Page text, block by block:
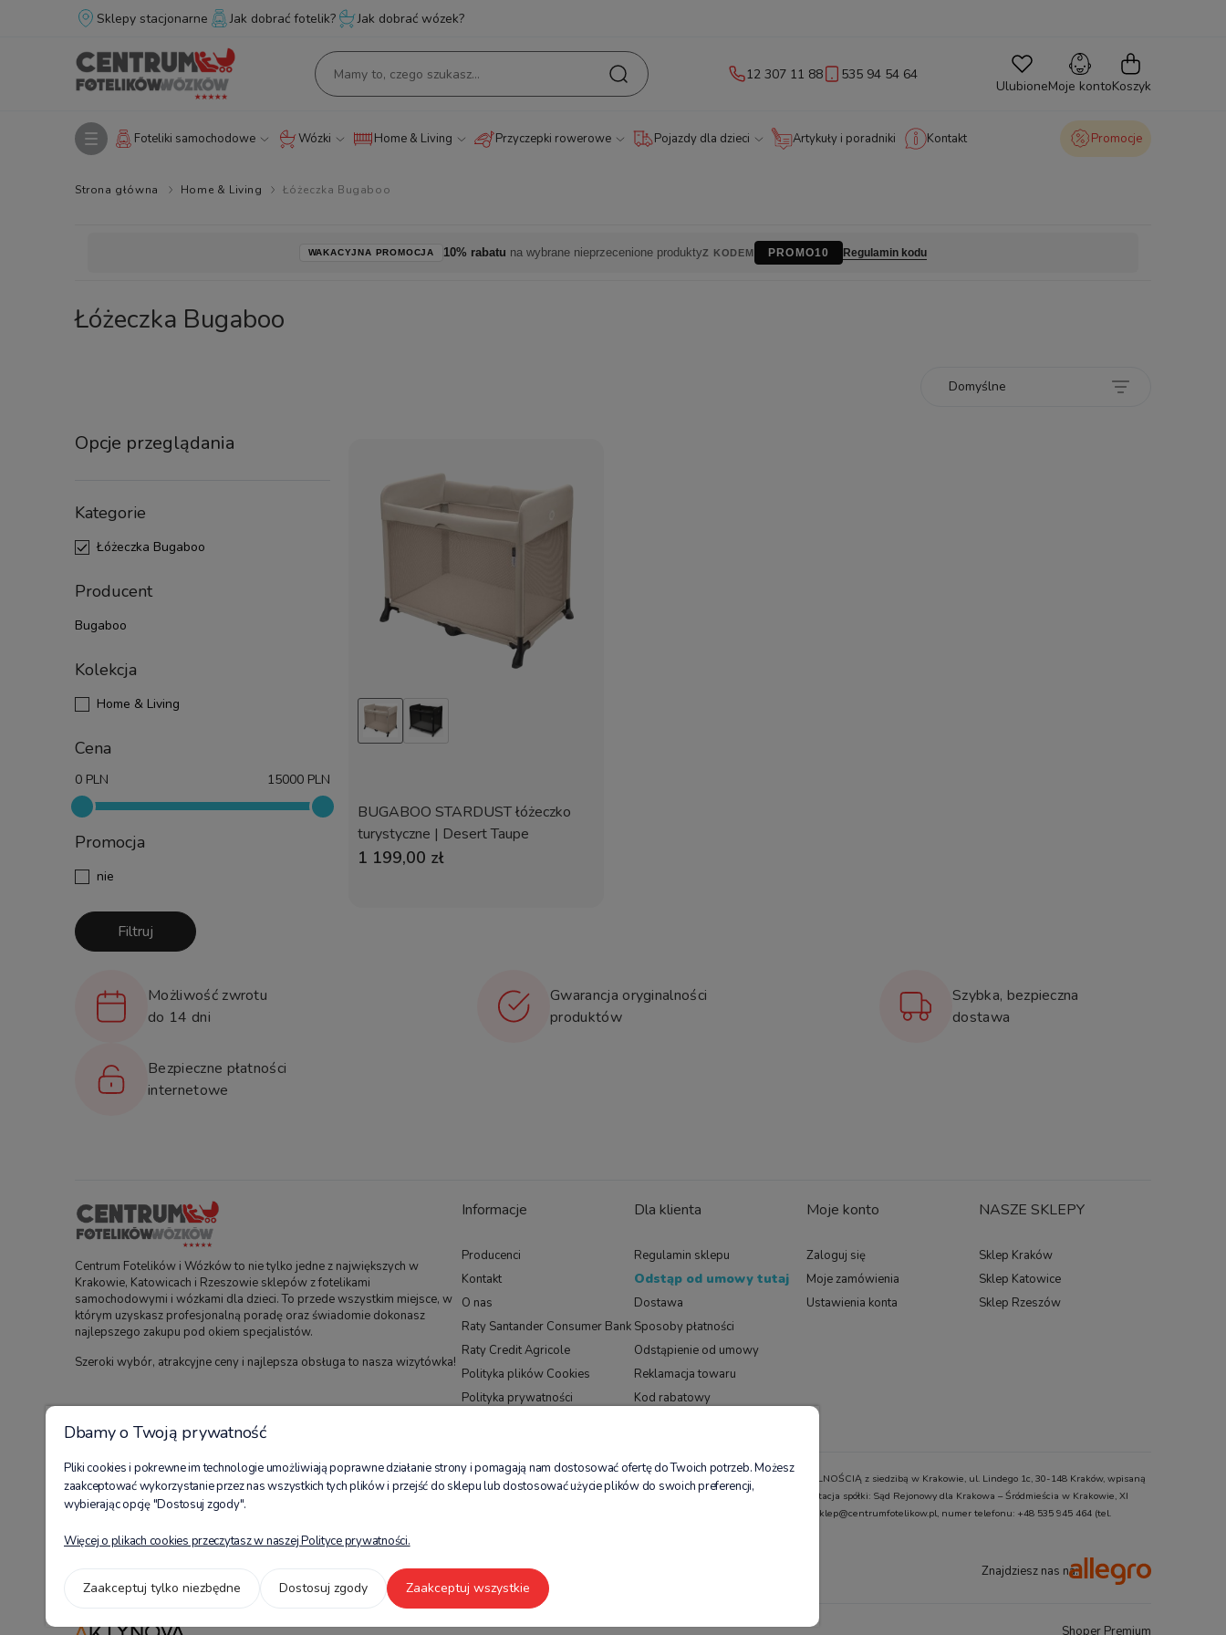
Sklepy stacjonarne Jak dobrać fotelik? Jak dobrać wózek?
12 307 11 88 535 94 54 64
UlubioneMoje kontoKoszyk
Foteliki samochodowe Wózki Home & Living Przyczepki rowerowe Pojazdy dla dzieci Artykuły i poradniki Kontakt Promocje
Strona główna Home & Living Łóżeczka Bugaboo
WAKACYJNA PROMOCJA 10% rabatu na wybrane nieprzecenione produktyZ KODEM PROMO10 Regulamin kodu
Łóżeczka Bugaboo
Opcje przeglądania
Kategorie
Łóżeczka Bugaboo
Producent
Bugaboo
Kolekcja
Home & Living
Cena
0 PLN 15000 PLN
Promocja
nie
Filtruj
BUGABOO STARDUST łóżeczko
turystyczne | Desert Taupe
1 199,00 zł
Możliwość zwrotu
do 14 dni
Gwarancja oryginalności
produktów
Szybka, bezpieczna
dostawa
Bezpieczne płatności
internetowe
Centrum Fotelików i Wózków to nie tylko jedne z największych w
Krakowie, Katowicach i Rzeszowie sklepów z fotelikami
samochodowymi i wózkami dla dzieci. To przede wszystkim miejsce, w
którym uzyskasz profesjonalną poradę oraz świadomie dokonasz
najlepszego zakupu pod okiem specjalistów.
Szeroki wybór, atrakcyjne ceny i najlepsza obsługa to nasza wizytówka!
Informacje
Producenci
Kontakt
O nas
Raty Santander Consumer Bank
Raty Credit Agricole
Polityka plików Cookies
Polityka prywatności
Dla klienta
Regulamin sklepu
Odstąp od umowy tutaj
Dostawa
Sposoby płatności
Odstąpienie od umowy
Reklamacja towaru
Kod rabatowy
Moje konto
Zaloguj się
Moje zamówienia
Ustawienia konta
NASZE SKLEPY
Sklep Kraków
Sklep Katowice
Sklep Rzeszów
Sklep Internetowy dostępny pod adresem internetowym www.centrumfotelikow.pl prowadzony jest przez spółkę MIDOKI SPÓŁKA Z OGRANICZONĄ ODPOWIEDZIALNOŚCIĄ z siedzibą w Krakowie, ul. Lindego 1c, 30-148 Kraków, wpisaną
do rejestru przedsiębiorców Krajowego Rejestru Sądowego pod numerem KRS: 0001004615; BDO: 000584829; sąd rejestrowy, w którym przechowywana jest dokumentacja spółki: Sąd Rejonowy dla Krakowa – Śródmieścia w Krakowie, XI
Wydział Gospodarczy Krajowego Rejestru Sądowego; kapitał zakładowy w wysokości: 100 000,00 zł; NIP 6772486997, REGON 523755854, adres poczty elektronicznej: sklep@centrumfotelikow.pl, numer telefonu: +48 535 945 464 (tel.
Obserwuj nas: Płatności: Znajdziesz nas na:
Shoper Premium
Dbamy o Twoją prywatność
Pliki cookies i pokrewne im technologie umożliwiają poprawne działanie strony i pomagają nam dostosować ofertę do Twoich potrzeb. Możesz
zaakceptować wykorzystanie przez nas wszystkich tych plików i przejść do sklepu lub dostosować użycie plików do swoich preferencji,
wybierając opcję "Dostosuj zgody".
Więcej o plikach cookies przeczytasz w naszej Polityce prywatności.
Zaakceptuj tylko niezbędne Dostosuj zgody Zaakceptuj wszystkie